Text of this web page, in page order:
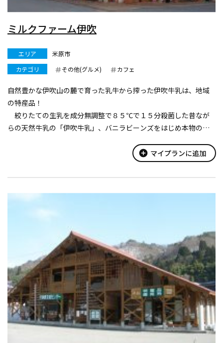
ミルクファーム伊吹
エリア
米原市
カテゴリ
その他(グルメ) カフェ
自然豊かな伊吹山の麓で育った乳牛から搾った伊吹牛乳は、地域
の特産品！
絞りたての生乳を成分無調整で８５℃で１５分殺菌した昔なが
らの天然牛乳の「伊吹牛乳」、バニラビーンズをはじめ本物の素
add_circle マイプランに追加